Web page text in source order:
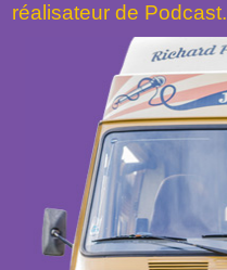
réalisateur de Podcast.